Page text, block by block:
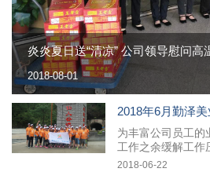
2018-08-01
为丰富公司员工的
工作之余缓解工作
总部办公室近30名
2018-06-22